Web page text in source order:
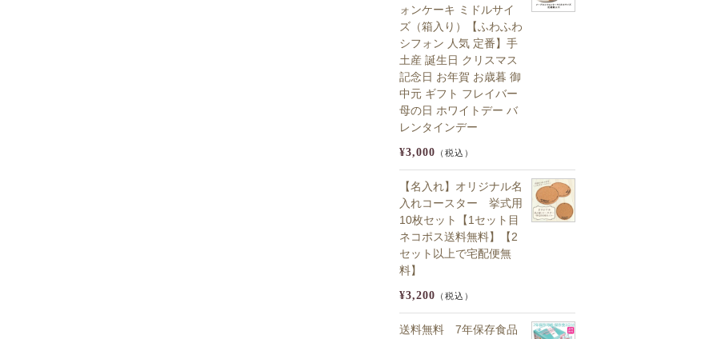
ォンケーキ ミドルサイ
ズ（箱入り）【ふわふわ
シフォン 人気 定番】手
土産 誕生日 クリスマス
記念日 お年賀 お歳暮 御
中元 ギフト フレイバー
母の日 ホワイトデー バ
レンタインデー
¥3,000 （税込）
【名入れ】オリジナル名
入れコースター 挙式用
10枚セット【1セット目
ネコポス送料無料】【2
セット以上で宅配便無
料】
¥3,200 （税込）
送料無料 7年保存食品